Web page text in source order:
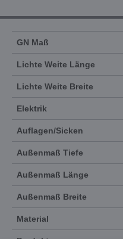
GN Maß
Lichte Weite Länge
Lichte Weite Breite
Elektrik
Auflagen/Sicken
Außenmaß Tiefe
Außenmaß Länge
Außenmaß Breite
Material